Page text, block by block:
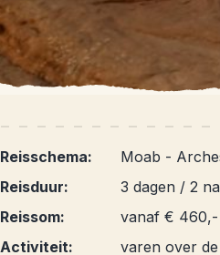
Reisschema:
Moab -
Reisduur:
3 dagen / 2
Reissom:
vanaf € 460,-
Activiteit:
varen over